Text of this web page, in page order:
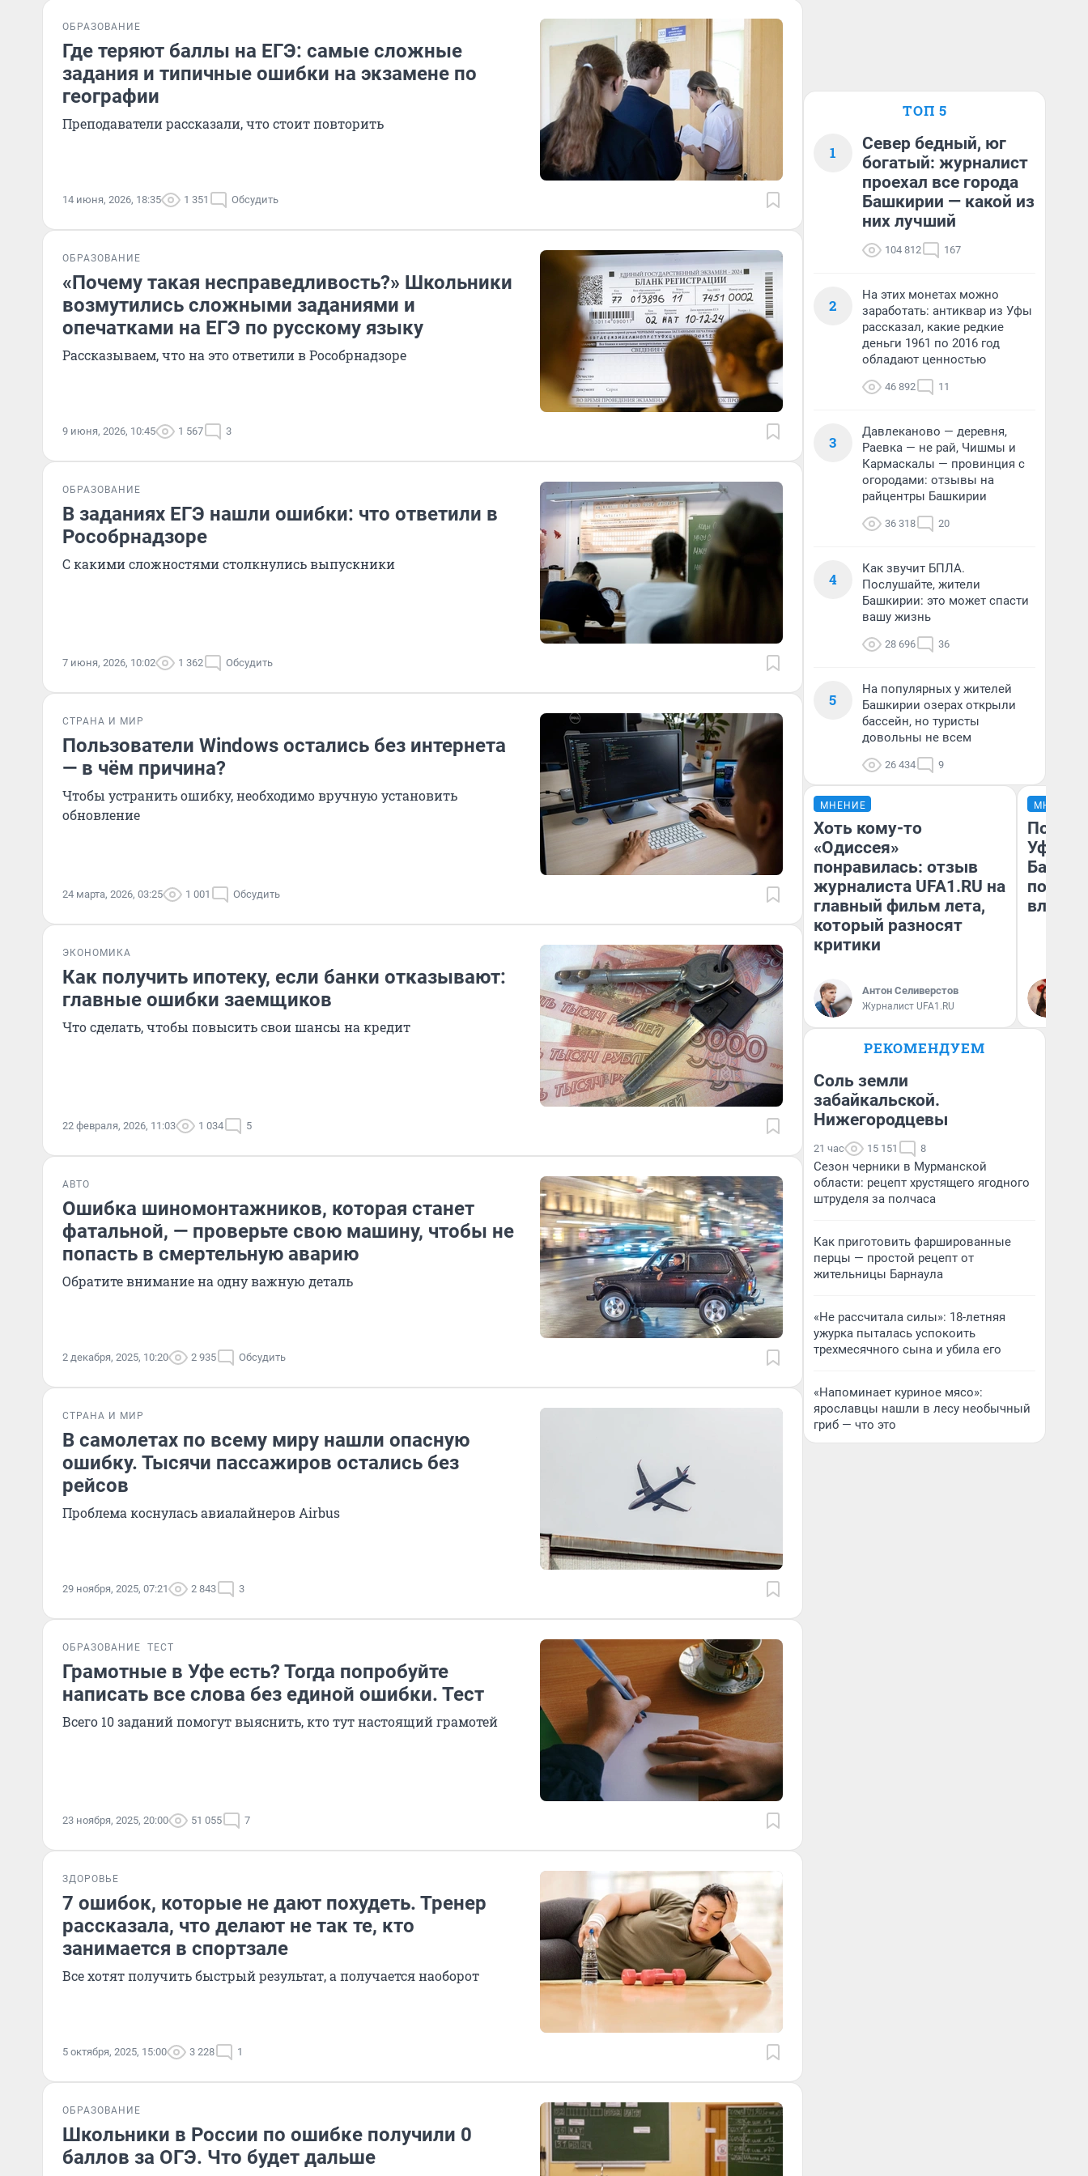
ОБРАЗОВАНИЕ
Где теряют баллы на ЕГЭ: самые сложные
задания и типичные ошибки на экзамене по
географии
Преподаватели рассказали, что стоит повторить
14 июня, 2026, 18:35 1 351 Обсудить
ОБРАЗОВАНИЕ
«Почему такая несправедливость?» Школьники
возмутились сложными заданиями и
опечатками на ЕГЭ по русскому языку
Рассказываем, что на это ответили в Рособрнадзоре
9 июня, 2026, 10:45 1 567 3
ОБРАЗОВАНИЕ
В заданиях ЕГЭ нашли ошибки: что ответили в
Рособрнадзоре
С какими сложностями столкнулись выпускники
7 июня, 2026, 10:02 1 362 Обсудить
СТРАНА И МИР
Пользователи Windows остались без интернета
— в чём причина?
Чтобы устранить ошибку, необходимо вручную установить
обновление
24 марта, 2026, 03:25 1 001 Обсудить
ЭКОНОМИКА
Как получить ипотеку, если банки отказывают:
главные ошибки заемщиков
Что сделать, чтобы повысить свои шансы на кредит
22 февраля, 2026, 11:03 1 034 5
АВТО
Ошибка шиномонтажников, которая станет
фатальной, — проверьте свою машину, чтобы не
попасть в смертельную аварию
Обратите внимание на одну важную деталь
2 декабря, 2025, 10:20 2 935 Обсудить
СТРАНА И МИР
В самолетах по всему миру нашли опасную
ошибку. Тысячи пассажиров остались без
рейсов
Проблема коснулась авиалайнеров Airbus
29 ноября, 2025, 07:21 2 843 3
ОБРАЗОВАНИЕ ТЕСТ
Грамотные в Уфе есть? Тогда попробуйте
написать все слова без единой ошибки. Тест
Всего 10 заданий помогут выяснить, кто тут настоящий грамотей
23 ноября, 2025, 20:00 51 055 7
ЗДОРОВЬЕ
7 ошибок, которые не дают похудеть. Тренер
рассказала, что делают не так те, кто
занимается в спортзале
Все хотят получить быстрый результат, а получается наоборот
5 октября, 2025, 15:00 3 228 1
ОБРАЗОВАНИЕ
Школьники в России по ошибке получили 0
баллов за ОГЭ. Что будет дальше
ТОП 5
1
Север бедный, юг
богатый: журналист
проехал все города
Башкирии — какой из
них лучший
104 812 167
2
На этих монетах можно
заработать: антиквар из Уфы
рассказал, какие редкие
деньги 1961 по 2016 год
обладают ценностью
46 892 11
3
Давлеканово — деревня,
Раевка — не рай, Чишмы и
Кармаскалы — провинция с
огородами: отзывы на
райцентры Башкирии
36 318 20
4
Как звучит БПЛА.
Послушайте, жители
Башкирии: это может спасти
вашу жизнь
28 696 36
5
На популярных у жителей
Башкирии озерах открыли
бассейн, но туристы
довольны не всем
26 434 9
МНЕНИЕ
Хоть кому-то
«Одиссея»
понравилась: отзыв
журналиста UFA1.RU на
главный фильм лета,
который разносят
критики
Антон Селиверстов
Журналист UFA1.RU
МНЕНИЕ
Уфы:
РЕКОМЕНДУЕМ
Соль земли
забайкальской.
Нижегородцевы
21 час 15 151 8
Сезон черники в Мурманской
области: рецепт хрустящего ягодного
штруделя за полчаса
Как приготовить фаршированные
перцы — простой рецепт от
жительницы Барнаула
«Не рассчитала силы»: 18-летняя
ужурка пыталась успокоить
трехмесячного сына и убила его
«Напоминает куриное мясо»:
ярославцы нашли в лесу необычный
гриб — что это